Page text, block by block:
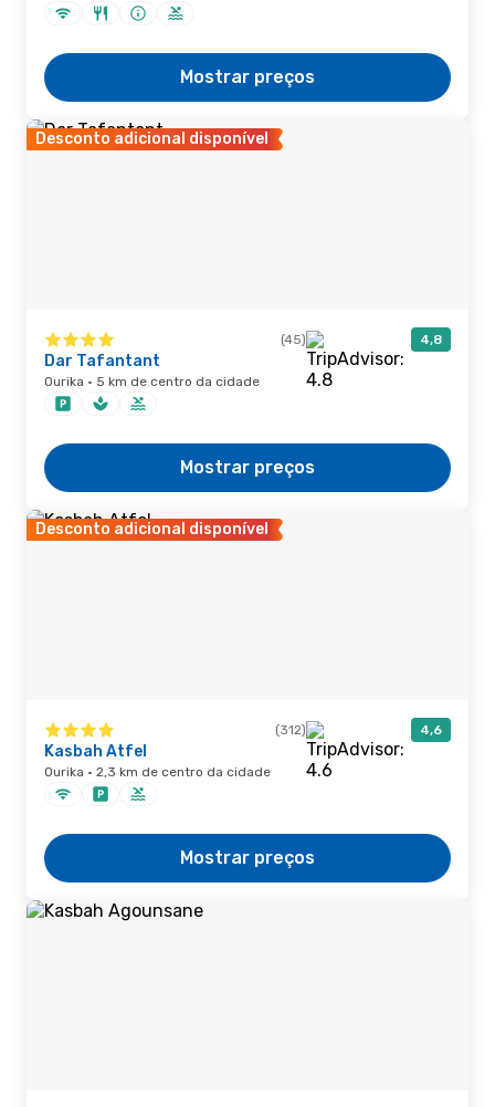
Mostrar preços
Desconto adicional disponível
(45) 4,8
Dar Tafantant
Ourika · 5 km de centro da cidade
Mostrar preços
Desconto adicional disponível
(312) 4,6
Kasbah Atfel
Ourika · 2,3 km de centro da cidade
Mostrar preços